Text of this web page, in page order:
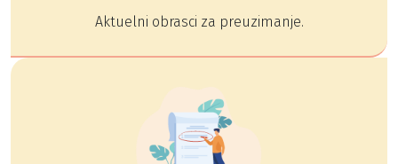
Aktuelni obrasci za preuzimanje.